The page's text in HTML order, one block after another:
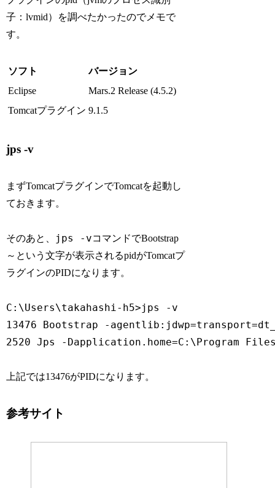
子：lvmid）を調べたかったのでメモで
す。
ソフト
バージョン
Eclipse
Mars.2 Release (4.5.2)
Tomcatプラグイン 9.1.5
jps -v
まずTomcatプラグインでTomcatを起動し
ておきます。
そのあと、 jps -vコマンドでBootstrap
～という文字が表示されるpidがTomcatプ
ラグインのPIDになります。
C:\Users\takahashi-h5>jps -v
13476 Bootstrap -
2520 Jps -Dapplication.home=C:\Program
上記では13476がPIDになります。
参考サイト